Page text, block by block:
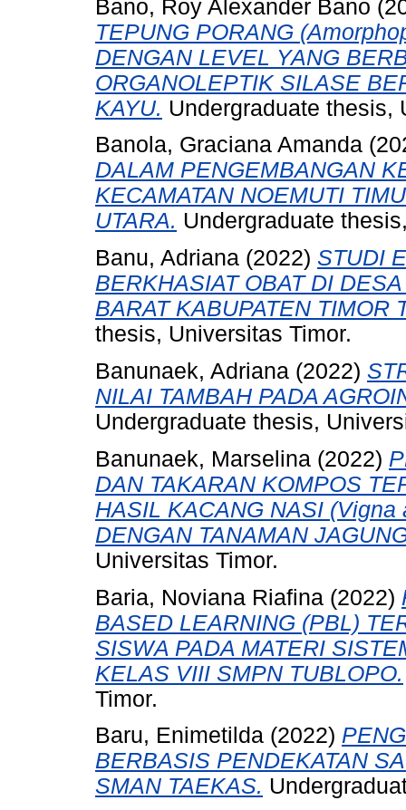
Bano, Roy Alexander Bano
TEPUNG PORANG
DENGAN LEVEL YANG
ORGANOLEPTIK SILASE
KAYU. Undergraduate thesis,
Banola, Graciana Amanda
DALAM PENGEMBANGAN
KECAMATAN NOEMUTI
UTARA. Undergraduate
Banu, Adriana (2022) STUDI
BERKHASIAT OBAT DI
BARAT KABUPATEN TIMOR
thesis, Universitas Timor.
Banunaek, Adriana (2022)
NILAI TAMBAH PADA
Undergraduate thesis,
Banunaek, Marselina (2022)
DAN TAKARAN KOMPOS
HASIL KACANG NASI
DENGAN TANAMAN
Universitas Timor.
Baria, Noviana Riafina (2022)
BASED LEARNING (PBL)
SISWA PADA MATERI
KELAS VIII SMPN TUBLOPO.
Timor.
Baru, Enimetilda (2022)
BERBASIS PENDEKATAN
SMAN TAEKAS.